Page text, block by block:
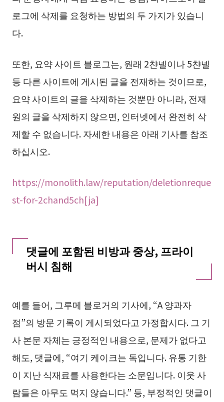
로그에 삭제를 요청하는 방법의 두 가지가 있습니
다.
또한, 요약 사이트 블로그는, 원래 2챤넬이나 5챤넬
등 다른 사이트에 게시된 글을 전재하는 것이므로,
요약 사이트의 글을 삭제하는 것뿐만 아니라, 전재
원의 글을 삭제하지 않으면, 인터넷에서 완전히 삭
제할 수 없습니다. 자세한 내용은 아래 기사를 참조
하십시오.
https://monolith.law/reputation/deletionreque
st-for-2chand5ch[ja]
댓글에 포함된 비방과 중상, 프라이
버시 침해
예를 들어, 그루메 블로거의 기사에, “A 양과자
점”의 방문 기록이 게시되었다고 가정합시다. 그 기
사 본문 자체는 긍정적인 내용으로, 문제가 없다고
해도, 댓글에, “여기 케이크는 독입니다. 유통 기한
이 지난 식재료를 사용한다는 소문입니다. 이웃 사
람들은 아무도 먹지 않습니다.” 등, 부정적인 댓글이